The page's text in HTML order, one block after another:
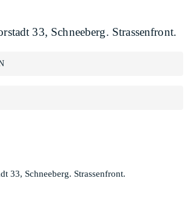
33, Schneeberg. Strassenfront.
33, Schneeberg. Strassenfront.